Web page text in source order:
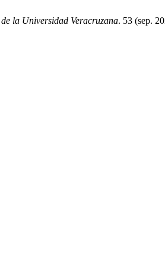
la Universidad Veracruzana. 53 (sep.